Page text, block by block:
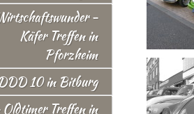
-
Käfer Treffen in
Pforzheim
10 in Bitburg
Treffen in